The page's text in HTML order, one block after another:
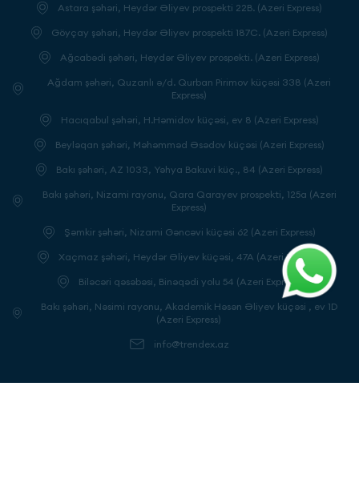
Astara şəhəri, Heydər Əliyev prospekti 22B. (Azeri Express)
Göyçay şəhəri, Heydər Əliyev prospekti 187C. (Azeri Express)
Ağcabədi şəhəri, Heydər Əliyev prospekti. (Azeri Express)
Ağdam şəhəri, Quzanlı ə/d. Qurban Pirimov küçəsi 338 (Azeri
Express)
Hacıqabul şəhəri, H.Həmidov küçəsi, ev 8 (Azeri Express)
Beyləqan şəhəri, Məhəmməd Əsədov küçəsi (Azeri Express)
Bakı şəhəri, AZ 1033, Yəhya Bakuvi küç., 84 (Azeri Express)
Bakı şəhəri, Nizami rayonu, Qara Qarayev prospekti, 125a (Azeri
Express)
Şəmkir şəhəri, Nizami Gəncəvi küçəsi 62 (Azeri Express)
Xaçmaz şəhəri, Heydər Əliyev küçəsi, 47A (Azeri Express)
Biləcəri qəsəbəsi, Binəqədi yolu 54 (Azeri Express)
Bakı şəhəri, Nəsimi rayonu, Akademik Həsən Əliyev küçəsi , ev 1D
(Azeri Express)
info@trendex.az